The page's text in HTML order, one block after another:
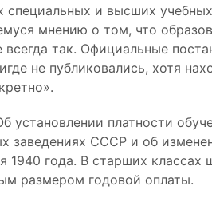
специальных и высших
мнению о том, что
так. Официальные
не публиковались, хотя
установлении платности
заведениях СССР и об
1940 года. В старших классах
размером годовой оплаты.